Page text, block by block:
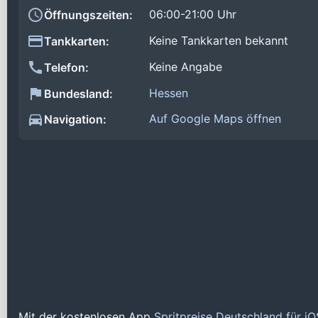
Öffnungszeiten:
06:00-21:00 Uhr
Tankkarten:
Keine Tankkarten bekannt
Telefon:
Keine Angabe
Bundesland:
Hessen
Navigation:
Auf Google Maps öffnen